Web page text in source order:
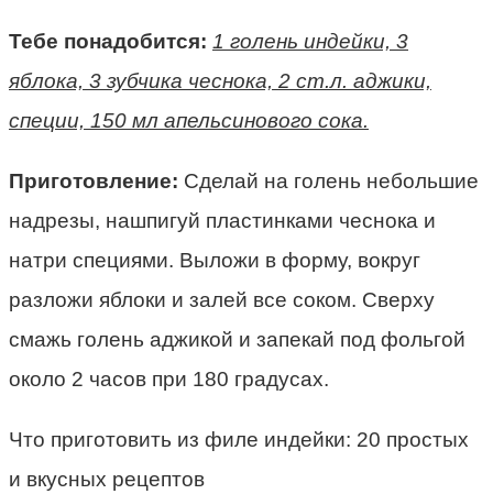
Тебе понадобится: 1 голень индейки, 3
яблока, 3 зубчика чеснока, 2 ст.л. аджики,
специи, 150 мл апельсинового сока.
Приготовление: Сделай на голень небольшие
надрезы, нашпигуй пластинками чеснока и
натри специями. Выложи в форму, вокруг
разложи яблоки и залей все соком. Сверху
смажь голень аджикой и запекай под фольгой
около 2 часов при 180 градусах.
Что приготовить из филе индейки: 20 простых
и вкусных рецептов